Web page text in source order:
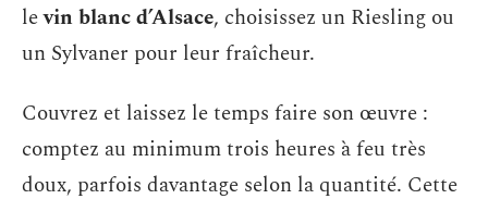
levin blanc d’Alsace, choisissez un Riesling ou
un Sylvaner pour leur fraîcheur.
Couvrez et laissez le temps faire son œuvre :
comptez au minimum trois heures à feu très
doux, parfois davantage selon la quantité. Cette